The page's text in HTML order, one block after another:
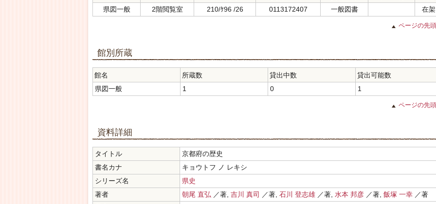
県図一般
2階閲覧室 210/ｹ96 /26 0113172407 一般図書 在架
ページの先
館別所蔵
館名 所蔵数 貸出中数
貸出可能数
県図一般
1 0 1
ページの先
資料詳細
タイトル
京都府の歴史
書名カナ
キョウトフ ノ レキシ
シリーズ名
県史
著者
朝尾 直弘 ／著, 吉川 真司 ／著, 石川 登志雄 ／著, 水本 邦彦 ／著, 飯塚 一幸 ／著